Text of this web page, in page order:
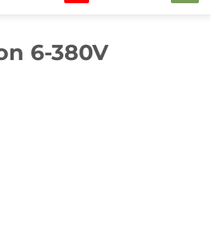
6-380V